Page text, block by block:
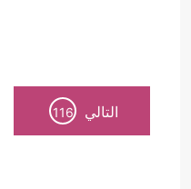
التالي 116